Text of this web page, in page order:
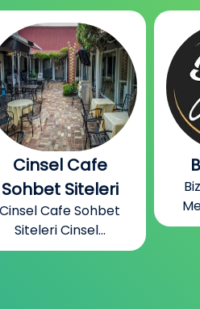
Bizim Mekan
Bizim Mekan Bizim
Mekan, insanların...